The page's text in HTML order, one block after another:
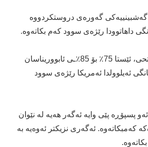
گەشبینییەکی گەورەی دروستکردووە
داهاتوودا رێژەی سوود کەم بکاتەوە.
بە گوتەی کاروان فەتحی، ئێستا 75٪ بۆ 85٪ـی ئابووریناسان
ئەیلوولدا ئەمریکا رێژەی سوود
پسپۆڕە پێی وایە ئەگەر هەیە لە نێوان
0.50٪ رێژەکە کەمبکاتەوە. ئەگەری نزیکتر ئەوەیە بە